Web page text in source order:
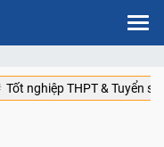
Tốt nghiệp THPT & Tuyển